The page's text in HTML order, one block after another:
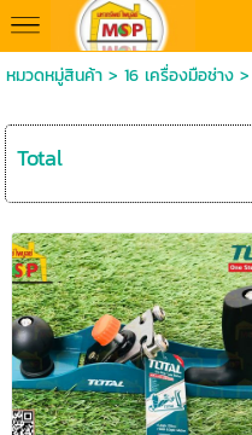
หมวดหมู่สินค้า> 16 เครื่องมือช่าง>
Total